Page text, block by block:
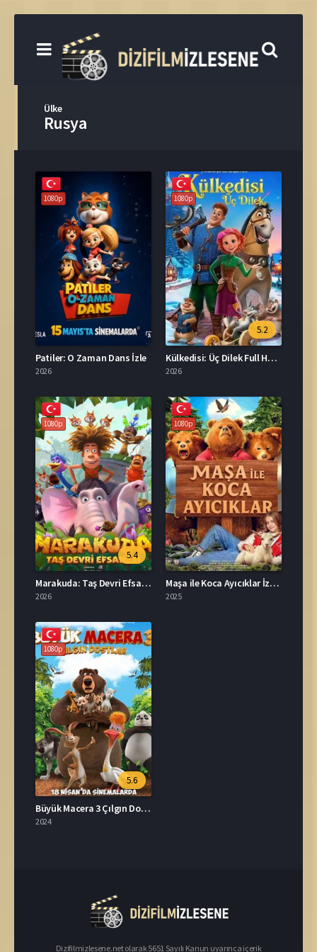
Ülke
Rusya
1080p
Patiler: O Zaman Dans İzle
2026
1080p
5.2
Külkedisi: Üç Dilek Full HD İzle
2026
1080p
5.4
Marakuda: Taş Devri Efsanesi Türkçe Dublaj İzle
2026
1080p
Maşa ile Koca Ayıcıklar İzle Türkçe Dublaj
2025
1080p
5.6
Büyük Macera 3 Çılgın Dostlar İzle
2024
Dizifilmizlesene.net olarak 5651 Sayılı Kanun uyarınca içerik